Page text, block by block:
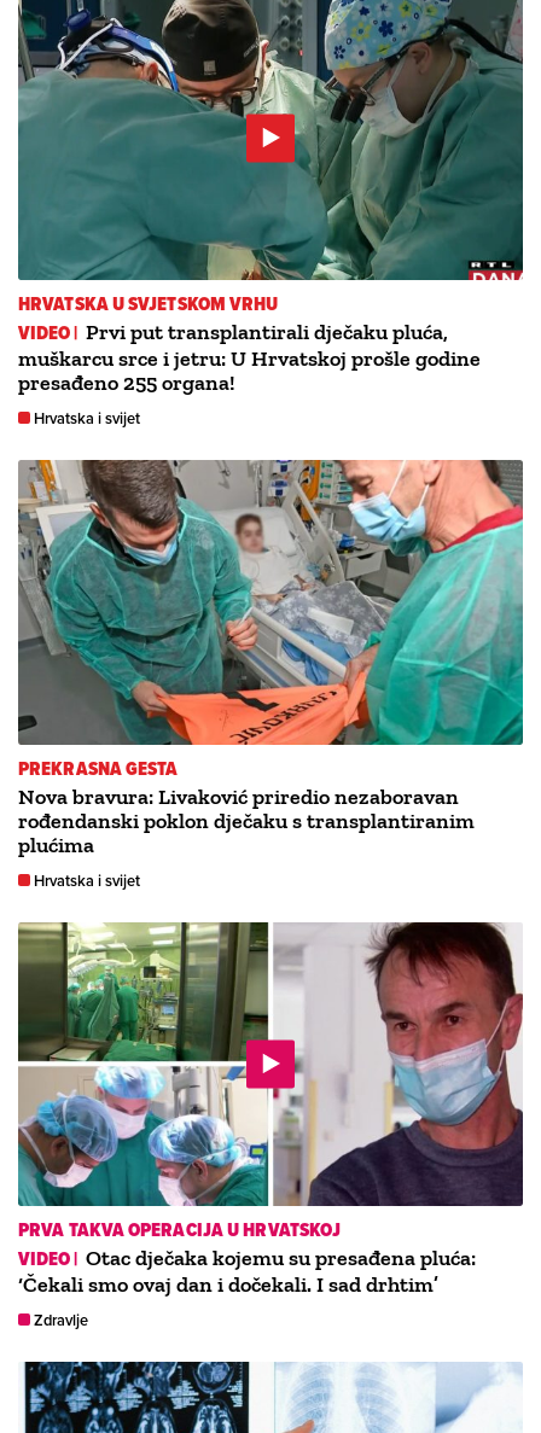
HRVATSKA U SVJETSKOM VRHU
VIDEO | Prvi put transplantirali dječaku pluća,
muškarcu srce i jetru: U Hrvatskoj prošle godine
presađeno 255 organa!
Hrvatska i svijet
PREKRASNA GESTA
Nova bravura: Livaković priredio nezaboravan
rođendanski poklon dječaku s transplantiranim
plućima
Hrvatska i svijet
PRVA TAKVA OPERACIJA U HRVATSKOJ
VIDEO | Otac dječaka kojemu su presađena pluća:
‘Čekali smo ovaj dan i dočekali. I sad drhtim’
Zdravlje